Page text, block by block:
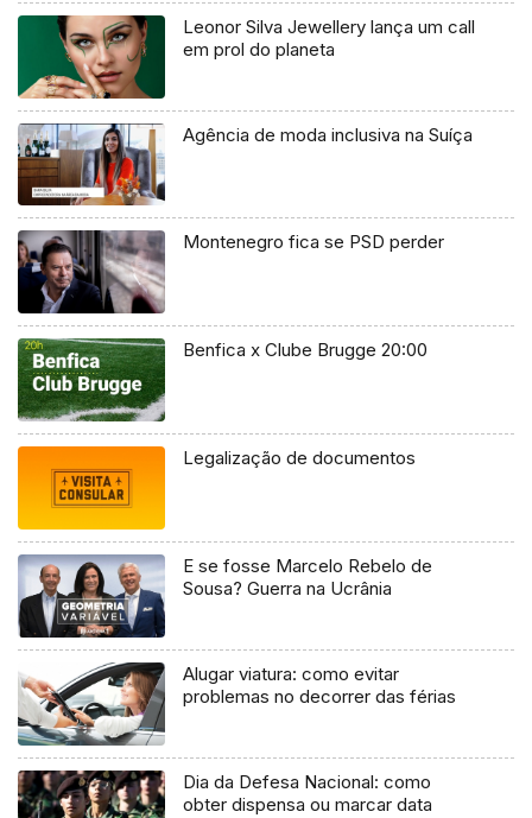
Leonor Silva Jewellery lança um call
em prol do planeta
Agência de moda inclusiva na Suíça
Montenegro fica se PSD perder
Benfica x Clube Brugge 20:00
Legalização de documentos
E se fosse Marcelo Rebelo de
Sousa? Guerra na Ucrânia
Alugar viatura: como evitar
problemas no decorrer das férias
Dia da Defesa Nacional: como
obter dispensa ou marcar data